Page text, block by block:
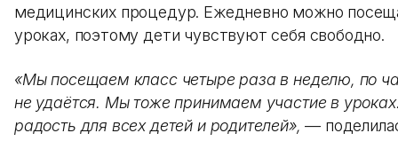
медицинских процедур. Ежедневно можно
уроках, поэтому дети чувствуют себя свободно.
«Мы посещаем класс четыре раза в неделю, по
не удаётся. Мы тоже принимаем участие в
радость для всех детей и родителей»,—